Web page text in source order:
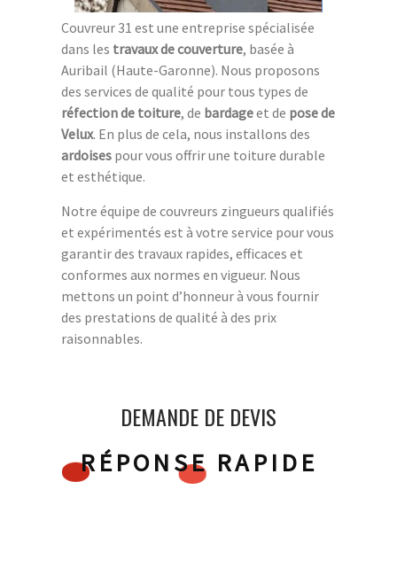
Couvreur 31 est une entreprise spécialisée
dans les travaux de couverture, basée à
Auribail (Haute-Garonne). Nous proposons
des services de qualité pour tous types de
réfection de toiture, de bardageet de pose de
Velux. En plus de cela, nous installons des
ardoises pour vous offrir une toiture durable
et esthétique.
Notre équipe de couvreurs zingueurs qualifiés
et expérimentés est à votre service pour vous
garantir des travaux rapides, efficaces et
conformes aux normes en vigueur. Nous
mettons un point d’honneur à vous fournir
des prestations de qualité à des prix
raisonnables.
DEMANDE DE DEVIS
RÉPONSE RAPIDE